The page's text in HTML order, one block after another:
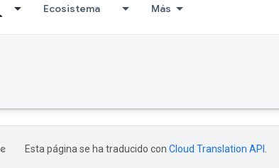
Ecosistema Más
Esta página se ha traducido con Cloud Translation API